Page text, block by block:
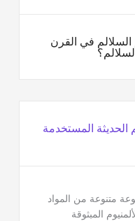
في القرن
المستخدمة
متنوعة من المواد
المبثوقة